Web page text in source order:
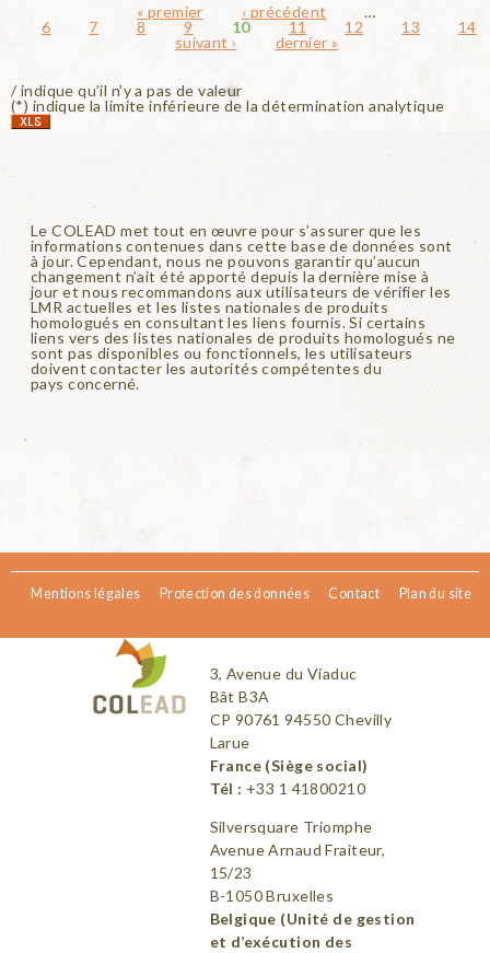
« premier
‹ précédent
…
6
7 8 9 10 11 12 13
14
suivant ›
dernier »
/ indique qu’il n’y a pas de valeur
(*) indique la limite inférieure de la détermination analytique
Le COLEAD met tout en œuvre pour s’assurer que les
informations contenues dans cette base de données sont
à jour. Cependant, nous ne pouvons garantir qu’aucun
changement n’ait été apporté depuis la dernière mise à
jour et nous recommandons aux utilisateurs de vérifier les
LMR actuelles et les listes nationales de produits
homologués en consultant les liens fournis. Si certains
liens vers des listes nationales de produits homologués ne
sont pas disponibles ou fonctionnels, les utilisateurs
doivent contacter les autorités compétentes du
pays concerné.
Mentions légales Protection des données Contact Plan du site
3, Avenue du Viaduc
Bât B3A
CP 90761 94550 Chevilly
Larue
France (Siège social)
Tél : +33 1 41800210
Silversquare Triomphe
Avenue Arnaud Fraiteur,
15/23
B-1050 Bruxelles
Belgique (Unité de gestion
et d’exécution des